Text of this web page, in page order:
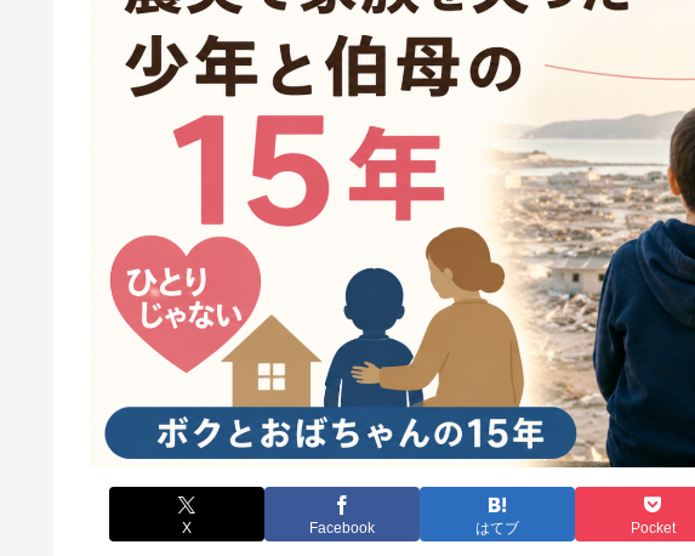
X Facebook はてブ Pocket